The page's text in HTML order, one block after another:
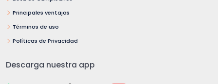
Principales ventajas
Términos de uso
Políticas de Privacidad
Descarga nuestra app